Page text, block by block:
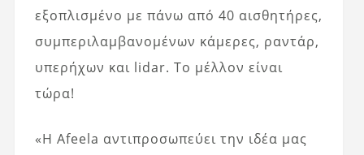
εξοπλισμένο με πάνω από 40 αισθητήρες,
συμπεριλαμβανομένων κάμερες, ραντάρ,
υπερήχων και lidar. Το μέλλον είναι
τώρα!
«Η Afeela αντιπροσωπεύει την ιδέα μας